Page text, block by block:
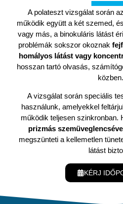
A polateszt vizsgálat során
működik együtt a két szemed,
vagy más, a binokuláris látást
problémák sokszor okoznak
homályos látást vagy
hosszan tartó olvasás,
közben.
A vizsgálat során speciális
használunk, amelyekkel
működik teljesen szinkronban.
prizmás szemüveglencsével
megszünteti a kellemetlen
látást
KÉRJ